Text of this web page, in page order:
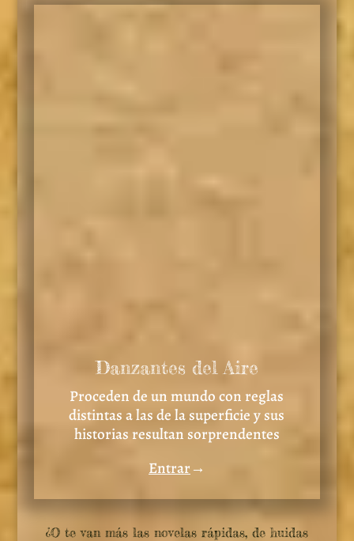
Danzantes del Aire
Proceden de un mundo con reglas
distintas a las de la superficie y sus
historias resultan sorprendentes
Entrar→
¿O te van más las novelas rápidas, de huidas